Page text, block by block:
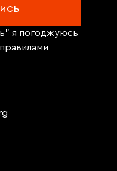
я погоджуюсь